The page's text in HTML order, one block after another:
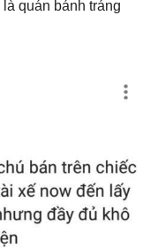
quán bánh tráng